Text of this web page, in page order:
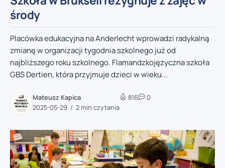
środy
Placówka edukacyjna na Anderlecht wprowadzi radykalną
zmianę w organizacji tygodnia szkolnego już od
najbliższego roku szkolnego. Flamandzkojęzyczna szkoła
GBS Dertien, która przyjmuje dzieci w wieku...
Mateusz Kapica
2025-05-29
2 min czytania
816 0